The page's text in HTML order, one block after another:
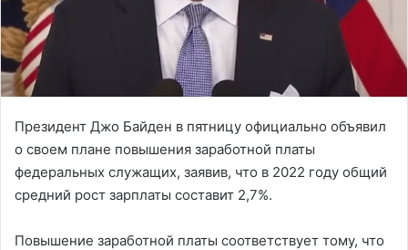
Президент Джо Байден в пятницу официально объявил
о своем плане повышения заработной платы
федеральных служащих, заявив, что в 2022 году общий
средний рост зарплаты составит 2,7%.
Повышение заработной платы соответствует тому, что